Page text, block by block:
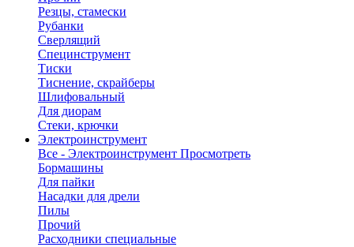
Резцы, стамески
Рубанки
Сверлящий
Специнструмент
Тиски
Тиснение, скрайберы
Шлифовальный
Для диорам
Стеки, крючки
Электроинструмент
Все - Электроинструмент Просмотреть
Бормашины
Для пайки
Насадки для дрели
Пилы
Прочий
Расходники специальные